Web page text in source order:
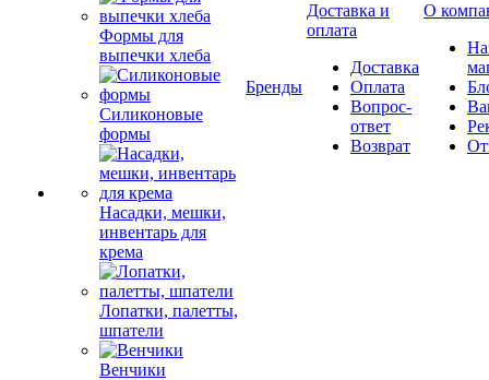
Формы для
выпечки хлеба
Силиконовые
формы
Насадки, мешки,
инвентарь для
крема
Лопатки, палетты,
шпатели
Венчики
Бренды
Доставка и
оплата
Доставка
Оплата
Вопрос-
ответ
Возврат
О